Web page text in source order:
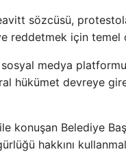
sözcüsü,
reddetmek için temel
sosyal medya
hükümet devreye
konuşan Belediye
hakkını